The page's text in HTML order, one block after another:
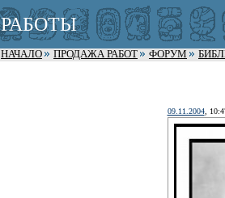
РАБОТЫ
НАЧАЛО ПРОДАЖА РАБОТ ФОРУМ
09.11.2004,